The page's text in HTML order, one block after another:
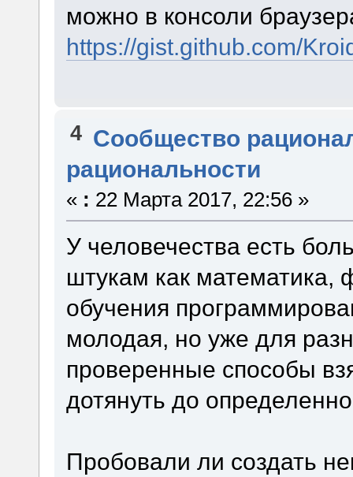
можно в консоли
https://gist.github.com/
4 Сообщество
рациональности
« : 22 Марта 2017, 22:56 »
У человечества есть
штукам как
обучения
молодая, но уже для
проверенные способы
дотянуть до
Пробовали ли создать